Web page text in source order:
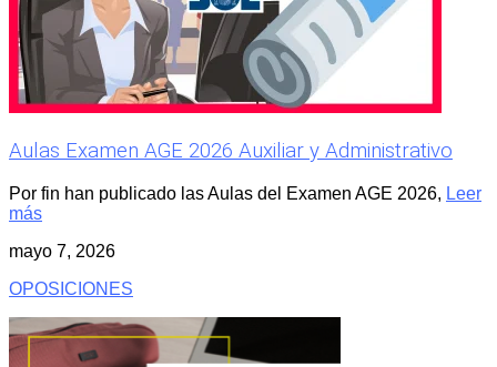
Aulas Examen AGE 2026 Auxiliar y Administrativo
Por fin han publicado las Aulas del Examen AGE 2026, Leer
más
mayo 7, 2026
OPOSICIONES